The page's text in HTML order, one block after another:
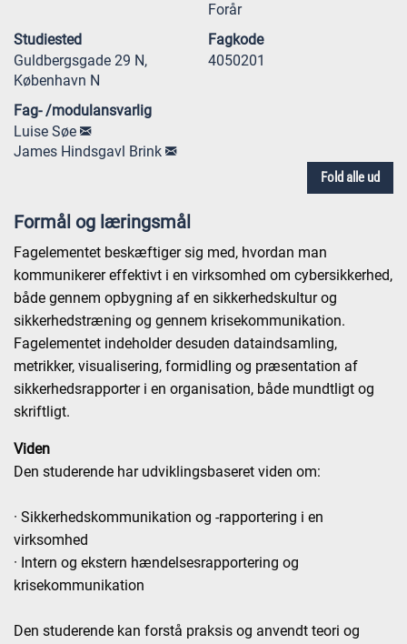
Forår
Studiested
Guldbergsgade 29 N,
København N
Fagkode
4050201
Fag- /modulansvarlig
Luise Søe
James Hindsgavl Brink
Fold alle ud
Formål og læringsmål
Fagelementet beskæftiger sig med, hvordan man
kommunikerer effektivt i en virksomhed om cybersikkerhed,
både gennem opbygning af en sikkerhedskultur og
sikkerhedstræning og gennem krisekommunikation.
Fagelementet indeholder desuden dataindsamling,
metrikker, visualisering, formidling og præsentation af
sikkerhedsrapporter i en organisation, både mundtligt og
skriftligt.
Viden
Den studerende har udviklingsbaseret viden om:
· Sikkerhedskommunikation og -rapportering i en
virksomhed
· Intern og ekstern hændelsesrapportering og
krisekommunikation
Den studerende kan forstå praksis og anvendt teori og